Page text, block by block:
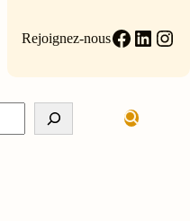
Rejoignez-nous